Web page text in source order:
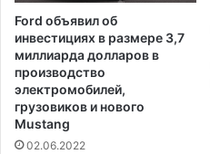
н
и
н
а
п
р
б
е
й
в
Ч
е
Ford объявил об
инвестициях в размере 3,7
миллиарда долларов в
производство
электромобилей,
грузовиков и нового
Mustang
02.06.2022